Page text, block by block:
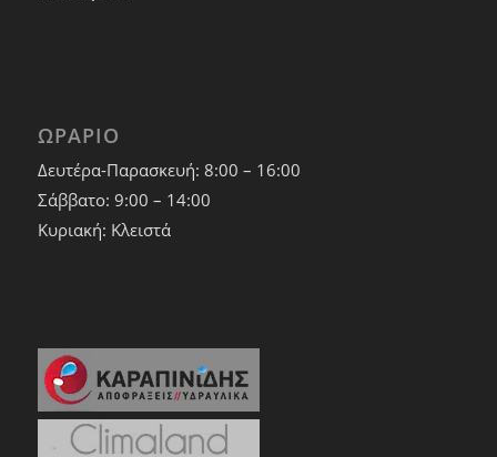
ΩΡΑΡΙΟ
Δευτέρα-Παρασκευή: 8:00 – 16:00
Σάββατο: 9:00 – 14:00
Κυριακή: Κλειστά